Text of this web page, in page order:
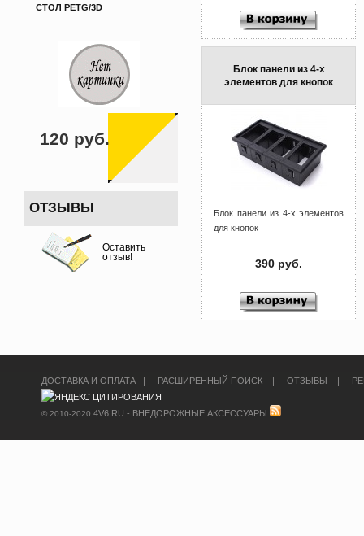
СТОЛ PETG/3D
120 руб.
ОТЗЫВЫ
Оставить
отзыв!
Блок панели из 4-х
элементов для кнопок
Блок панели из 4-х элементов
для кнопок
390 руб.
ДОСТАВКА И ОПЛАТА| РАСШИРЕННЫЙ ПОИСК| ОТЗЫВЫ |
© 2010-2020 4V6.RU - ВНЕДОРОЖНЫЕ АКСЕССУАРЫ